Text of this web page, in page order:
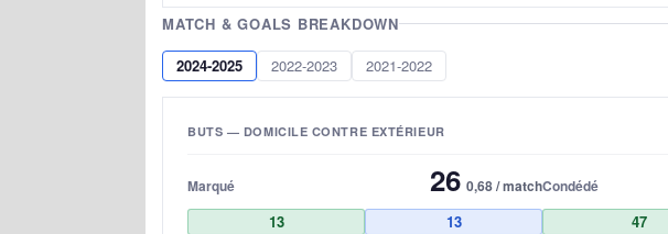
MATCH & GOALS BREAKDOWN
2024-2025
2022-2023 2021-2022
BUTS — DOMICILE CONTRE EXTÉRIEUR
Marqué 26 0,68 / match
13 13
Condédé
47